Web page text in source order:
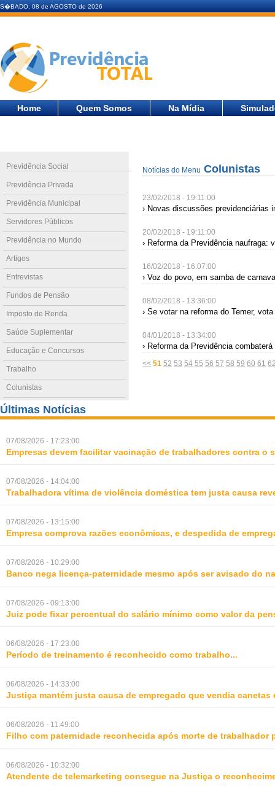
S�BADO, 08 de AGOSTO de 2026
Home Quem Somos Na Mídia
Previdência Social
Previdência Privada
Previdência Municipal
Servidores Públicos
Previdência no Mundo
Artigos
Entrevistas
Fundos de Pensão
Imposto de Renda
Saúde Suplementar
Educação e Concursos
Trabalho
Colunistas
Notícias do Menu Colunistas
23/02/2018 - 19:11:00
› Novas discussões previdenciárias
20/02/2018 - 19:11:00
› Reforma da Previdência naufraga:
16/02/2018 - 16:07:00
› Voz do povo, em samba de
08/02/2018 - 13:36:00
› Se votar na reforma do Temer,
04/01/2018 - 13:34:00
› Reforma da Previdência
<< 51 52 53 54 55 56 57 58 59 60 61
Últimas Notícias
07/08/2026 - 17:23:00
Empresas devem facilitar vacinação de trabalhadores contra o
07/08/2026 - 14:04:00
Trabalhadora vítima de violência doméstica tem justa causa
07/08/2026 - 13:15:00
Empresa comprova razões econômicas, e despedida de
07/08/2026 - 10:29:00
Banco nega licença-paternidade mesmo após ser avisado do
07/08/2026 - 09:13:00
Juiz pode fixar percentual do salário mínimo como valor da
06/08/2026 - 17:23:00
Período de treinamento é reconhecido como trabalho...
06/08/2026 - 14:33:00
Justiça mantém justa causa de empregado que vendia canetas
06/08/2026 - 11:49:00
Filho com paternidade reconhecida após morte de trabalhador
06/08/2026 - 10:32:00
Atendente de telemarketing consegue na Justiça o